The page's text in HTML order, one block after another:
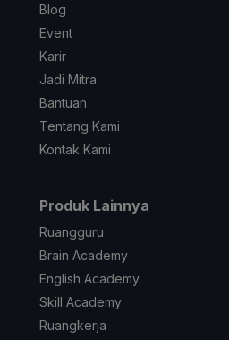
Blog
Event
Karir
Jadi Mitra
Bantuan
Tentang Kami
Kontak Kami
Produk Lainnya
Ruangguru
Brain Academy
English Academy
Skill Academy
Ruangkerja